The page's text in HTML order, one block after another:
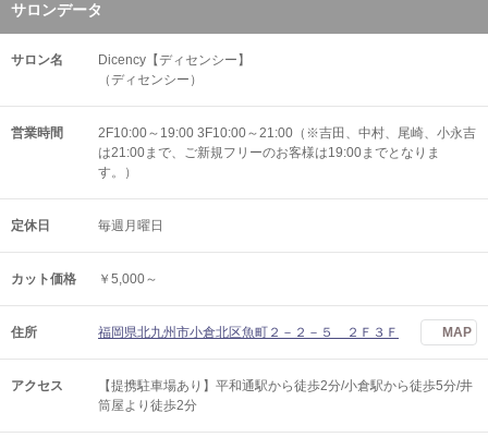
サロンデータ
サロン名
Dicency【ディセンシー】
（ディセンシー）
営業時間
2F10:00～19:00 3F10:00～21:00（※吉田、中村、尾崎、小永吉
は21:00まで、ご新規フリーのお客様は19:00までとなりま
す。）
定休日 毎週月曜日
カット価格 ￥5,000～
住所 福岡県北九州市小倉北区魚町２－２－５ ２Ｆ３Ｆ MAP
アクセス
【提携駐車場あり】平和通駅から徒歩2分/小倉駅から徒歩5分/井
筒屋より徒歩2分